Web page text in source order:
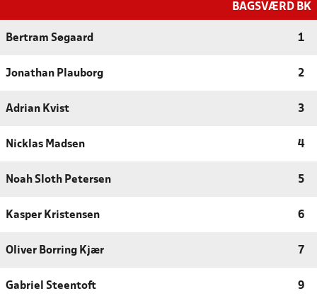
BAGSVÆRD BK
Bertram Søgaard 1
Jonathan Plauborg 2
Adrian Kvist 3
Nicklas Madsen 4
Noah Sloth Petersen 5
Kasper Kristensen 6
Oliver Borring Kjær 7
Gabriel Steentoft 9